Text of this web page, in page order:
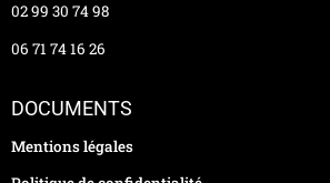
02 99 30 74 98
06 71 74 16 26
DOCUMENTS
Mentions légales